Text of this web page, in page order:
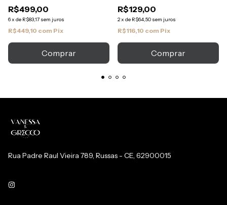
R$499,00
6x de R$83,17 sem juros
R$449,10 com Pix
Comprar
R$129,00
2x de R$64,50 sem juros
R$116,10 com Pix
Comprar
Rua Padre Raul Vieira 789, Russas - CE, 62900015